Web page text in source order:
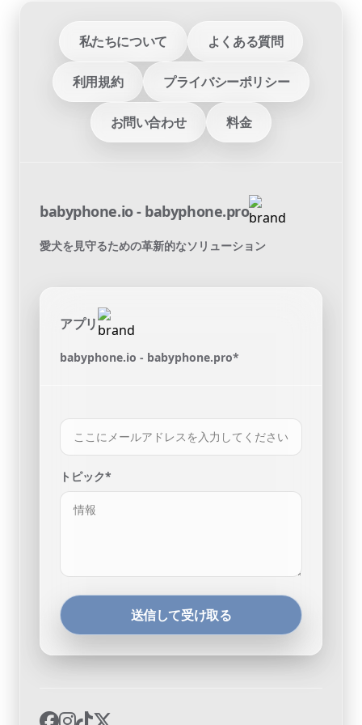
私たちについて よくある質問
利用規約 プライバシーポリシー
お問い合わせ 料金
babyphone.io - babyphone.pro
愛犬を見守るための革新的なソリューション
アプリ
babyphone.io - babyphone.pro*
トピック*
送信して受け取る